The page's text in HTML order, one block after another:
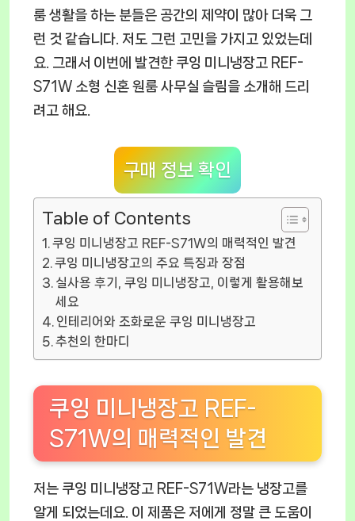
룸 생활을 하는 분들은 공간의 제약이 많아 더욱 그
런 것 같습니다. 저도 그런 고민을 가지고 있었는데
요. 그래서 이번에 발견한 쿠잉 미니냉장고 REF-
S71W 소형 신혼 원룸 사무실 슬림을 소개해 드리
려고 해요.
구매 정보 확인
Table of Contents
쿠잉 미니냉장고 REF-S71W의 매력적인 발견
쿠잉 미니냉장고의 주요 특징과 장점
실사용 후기, 쿠잉 미니냉장고, 이렇게 활용해보
세요
인테리어와 조화로운 쿠잉 미니냉장고
추천의 한마디
쿠잉 미니냉장고 REF-
S71W의 매력적인 발견
저는 쿠잉 미니냉장고 REF-S71W라는 냉장고를
알게 되었는데요. 이 제품은 저에게 정말 큰 도움이